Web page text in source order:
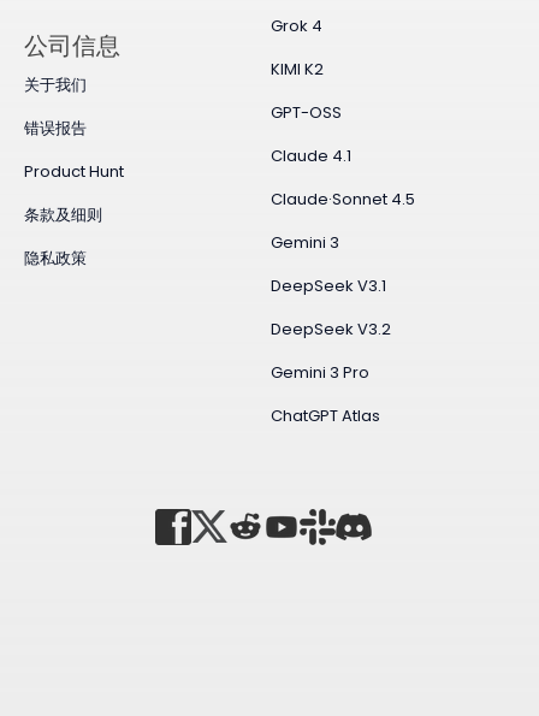
Grok 4
KIMI K2
GPT-OSS
Claude 4.1
Claude·Sonnet 4.5
Gemini 3
DeepSeek V3.1
DeepSeek V3.2
Gemini 3 Pro
ChatGPT Atlas
公司信息
关于我们
错误报告
Product Hunt
条款及细则
隐私政策